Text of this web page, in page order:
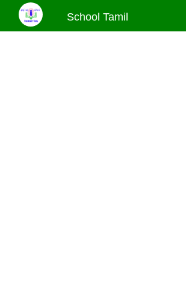
School Tamil